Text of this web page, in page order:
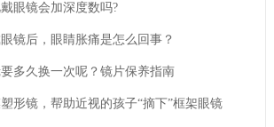
眼镜会加深度数吗?
镜后，眼睛胀痛是怎么回事？
要多久换一次呢？镜片保养指南
形镜，帮助近视的孩子“摘下”框架眼镜